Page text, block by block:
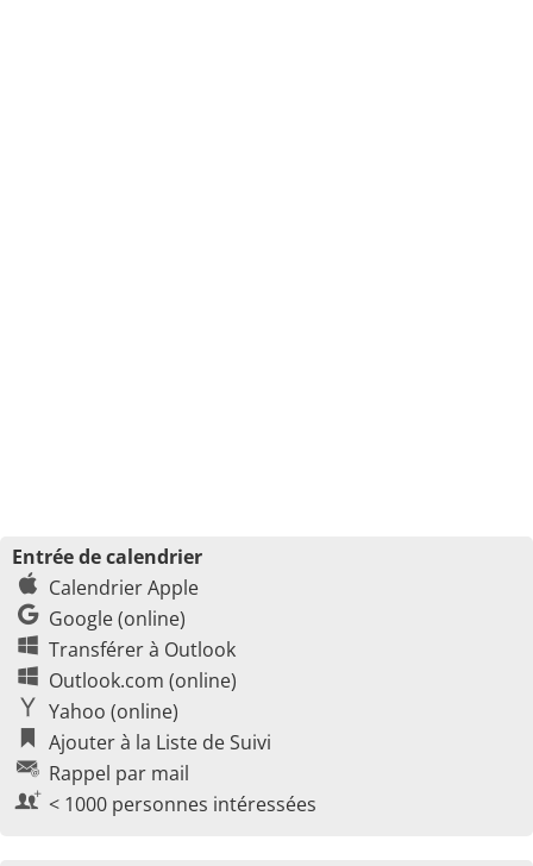
Entrée de calendrier
Calendrier Apple
Google (online)
Transférer à Outlook
Outlook.com (online)
Yahoo (online)
Ajouter à la Liste de Suivi
Rappel par mail
< 1000 personnes intéressées